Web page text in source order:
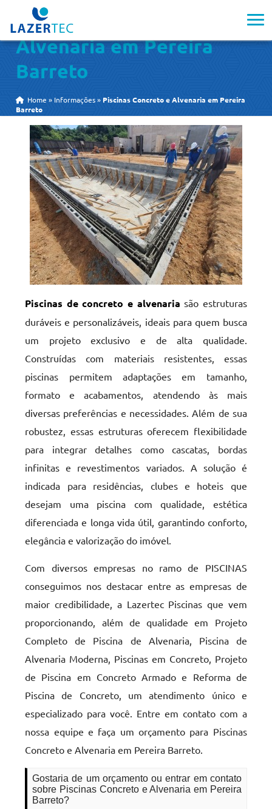
Piscinas Concreto e
Alvenaria em Pereira
Barreto
Home » Informações » Piscinas Concreto e Alvenaria em Pereira
Barreto
Piscinas de concreto e alvenaria são estruturas
duráveis e personalizáveis, ideais para quem busca
um projeto exclusivo e de alta qualidade.
Construídas com materiais resistentes, essas
piscinas permitem adaptações em tamanho,
formato e acabamentos, atendendo às mais
diversas preferências e necessidades. Além de sua
robustez, essas estruturas oferecem flexibilidade
para integrar detalhes como cascatas, bordas
infinitas e revestimentos variados. A solução é
indicada para residências, clubes e hoteis que
desejam uma piscina com qualidade, estética
diferenciada e longa vida útil, garantindo conforto,
elegância e valorização do imóvel.
Com diversos empresas no ramo de PISCINAS
conseguimos nos destacar entre as empresas de
maior credibilidade, a Lazertec Piscinas que vem
proporcionando, além de qualidade em Projeto
Completo de Piscina de Alvenaria, Piscina de
Alvenaria Moderna, Piscinas em Concreto, Projeto
de Piscina em Concreto Armado e Reforma de
Piscina de Concreto, um atendimento único e
especializado para você. Entre em contato com a
nossa equipe e faça um orçamento para Piscinas
Concreto e Alvenaria em Pereira Barreto.
Gostaria de um orçamento ou entrar em contato
sobre Piscinas Concreto e Alvenaria em Pereira
Barreto?